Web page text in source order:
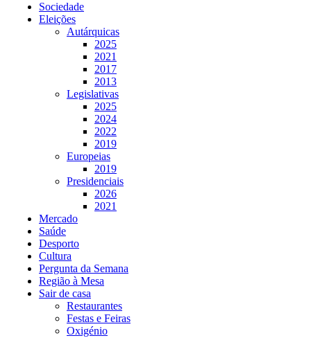
Sociedade
Eleições
Autárquicas
2025
2021
2017
2013
Legislativas
2025
2024
2022
2019
Europeias
2019
Presidenciais
2026
2021
Mercado
Saúde
Desporto
Cultura
Pergunta da Semana
Região à Mesa
Sair de casa
Restaurantes
Festas e Feiras
Oxigénio